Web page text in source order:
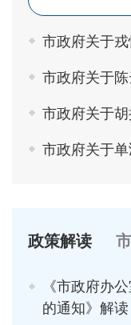
市政府关于
市政府关于
市政府关于
市政府关于
政策解读
《市政府办
的通知》解读